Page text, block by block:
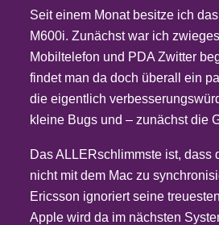
Seit einem Monat besitze ich
M600i. Zunächst war ich
Mobiltelefon und PDA Zwitter
findet man da doch überall ein
die eigentlich
kleine Bugs und – zunächst die
Das ALLERschlimmste ist, dass
nicht mit dem Mac zu
Ericsson ignoriert seine
Apple wird da im nächsten